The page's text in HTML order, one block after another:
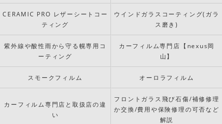
CERAMIC PRO レザーシートコー
ティング
ウインドガラスコーティング(ガラ
ス磨き)
紫外線や酸性雨から守る幌専用コ
ーティング
カーフィルム専門店【nexus岡
山】
スモークフィルム オーロラフィルム
カーフィルム専門店と取扱店の違
い
フロントガラス飛び石傷/補修修理
か交換/費用や保険修理の可否など
解説